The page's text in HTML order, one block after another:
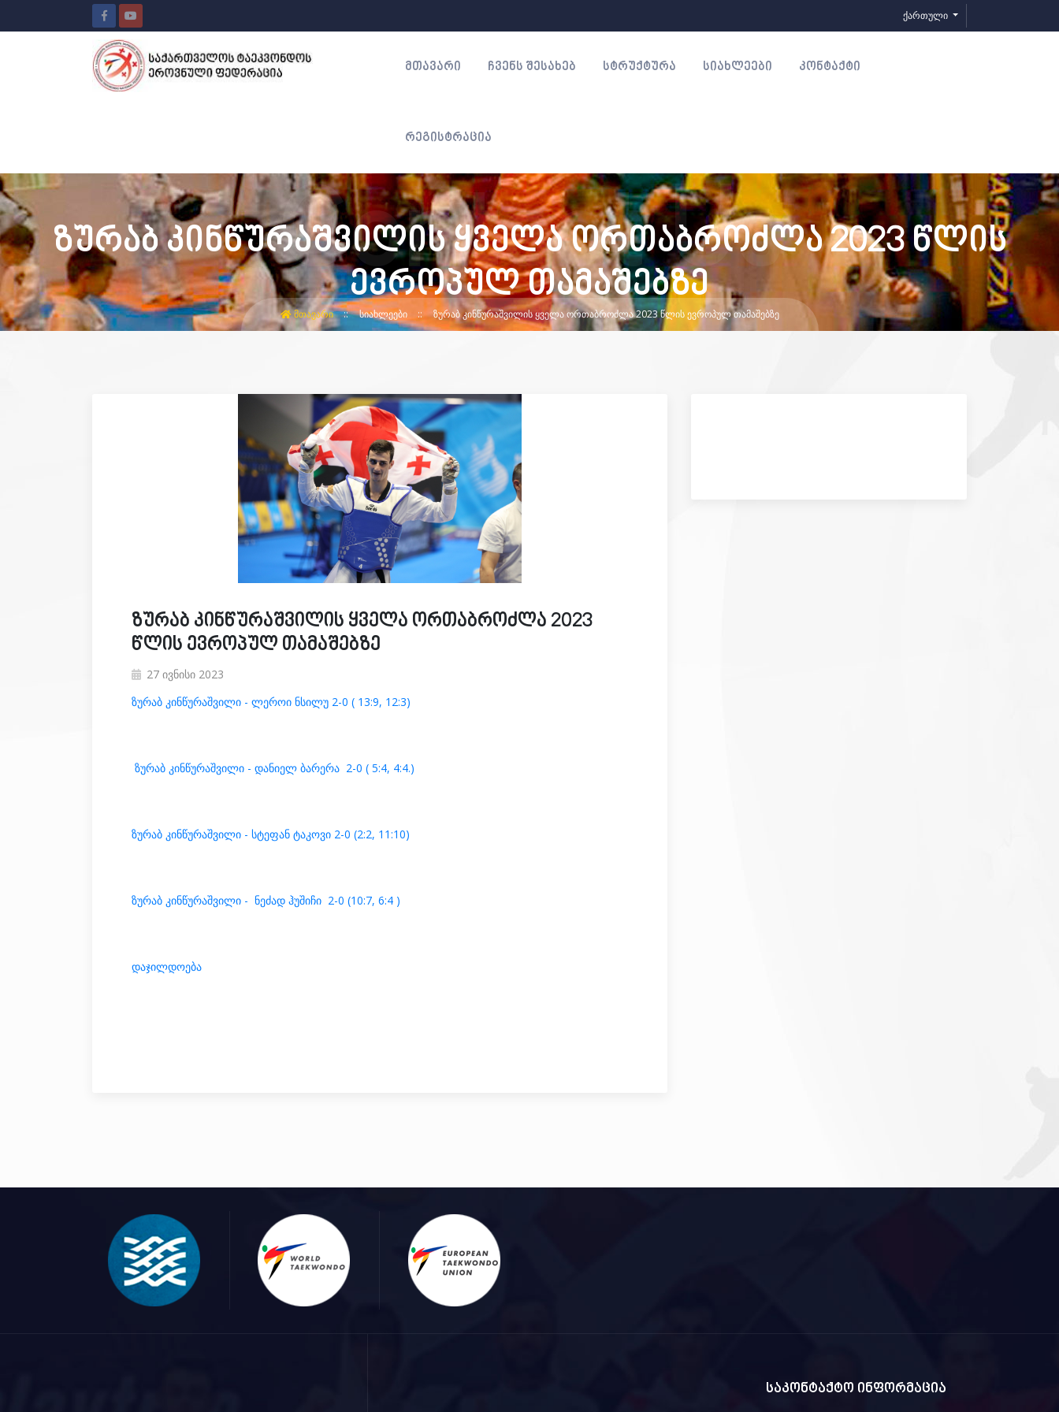
ქართული
ᲛᲗᲐᲕᲐᲠᲘ ᲩᲕᲔᲜᲡ ᲨᲔᲡᲐᲮᲔᲑ ᲡᲢᲠᲣᲥᲢᲣᲠᲐ ᲡᲘᲐᲮᲚᲔᲔᲑᲘ ᲙᲝᲜᲢᲐᲥᲢᲘ
ᲠᲔᲒᲘᲡᲢᲠᲐᲪᲘᲐ
ზურაბ კინწურაშვილის ყველა ორთაბროძლა 2023 წლის
ევროპულ თამაშებზე
ᲛᲗᲐᲕᲐᲠᲘ ᲡᲘᲐᲮᲚᲔᲔᲑᲘ ᲖᲣᲠᲐᲑ ᲙᲘᲜᲬᲣᲠᲐᲨᲕᲘᲚᲘᲡ ᲧᲕᲔᲚᲐ ᲝᲠᲗᲐᲑᲠᲝᲫᲚᲐ 2023 ᲬᲚᲘᲡ ᲔᲕᲠᲝᲞᲣᲚ ᲗᲐᲛᲐᲨᲔᲑᲖᲔ
ზურაბ კინწურაშვილის ყველა ორთაბროძლა 2023
წლის ევროპულ თამაშებზე
27 ივნისი 2023
ზურაბ კინწურაშვილი - ლეროი ნსილუ 2-0 ( 13:9, 12:3)
ზურაბ კინწურაშვილი - დანიელ ბარერა 2-0 ( 5:4, 4:4.)
ზურაბ კინწურაშვილი - სტეფან ტაკოვი 2-0 (2:2, 11:10)
ზურაბ კინწურაშვილი - ნეძად ჰუშიჩი 2-0 (10:7, 6:4 )
დაჯილდოება
საკონტაქტო ინფორმაცია